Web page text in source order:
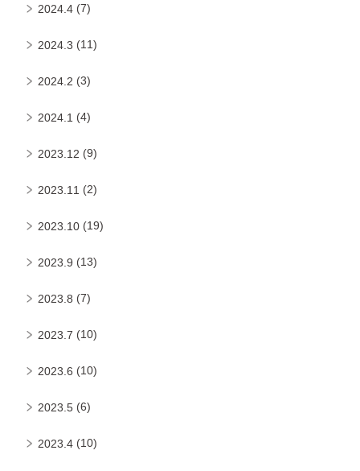
2024.4 (7)
2024.3 (11)
2024.2 (3)
2024.1 (4)
2023.12 (9)
2023.11 (2)
2023.10 (19)
2023.9 (13)
2023.8 (7)
2023.7 (10)
2023.6 (10)
2023.5 (6)
2023.4 (10)